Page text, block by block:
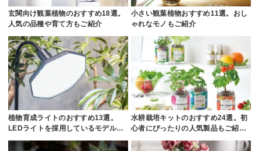
玄関向け観葉植物のおすすめ18選。
人気の品種や育て方もご紹介
小さい観葉植物おすすめ11選。おし
ゃれなモノもご紹介
植物育成ライトのおすすめ13選。
LEDライトを採用しているモデル…
水耕栽培キットのおすすめ24選。初
心者にぴったりの人気製品もご紹…